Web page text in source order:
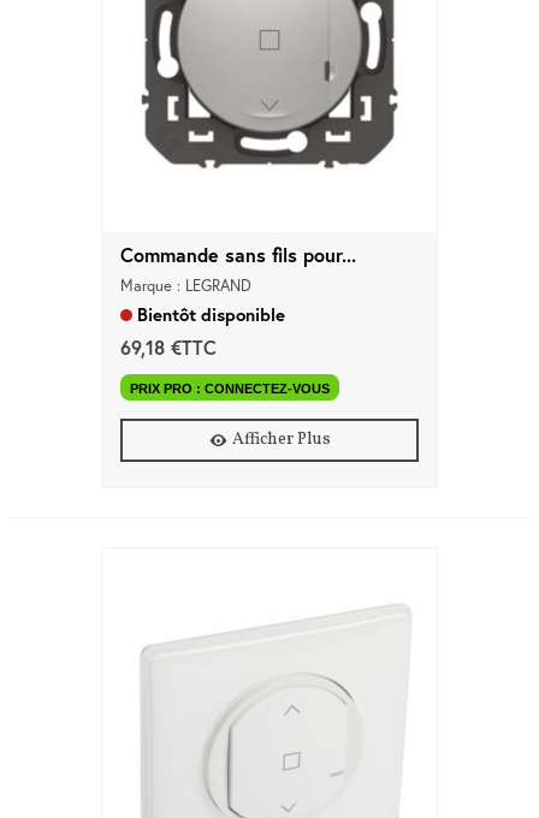
Commande sans fils pour...
Marque : LEGRAND
Bientôt disponible
69,18 €TTC
PRIX PRO : CONNECTEZ-VOUS
Afficher Plus